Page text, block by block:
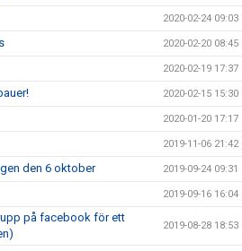
2020-02-24 09:03
2020-02-20 08:45
2020-02-19 17:37
2020-02-15 15:30
2020-01-20 17:17
2019-11-06 21:42
den 6 oktober 2019-09-24 09:31
2019-09-16 16:04
på facebook för ett
2019-08-28 18:53